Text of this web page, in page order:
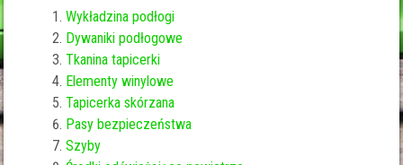
Wykładzina podłogi
Dywaniki podłogowe
Tkanina tapicerki
Elementy winylowe
Tapicerka skórzana
Pasy bezpieczeństwa
Szyby